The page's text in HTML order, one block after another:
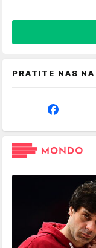
PRATITE NAS NA